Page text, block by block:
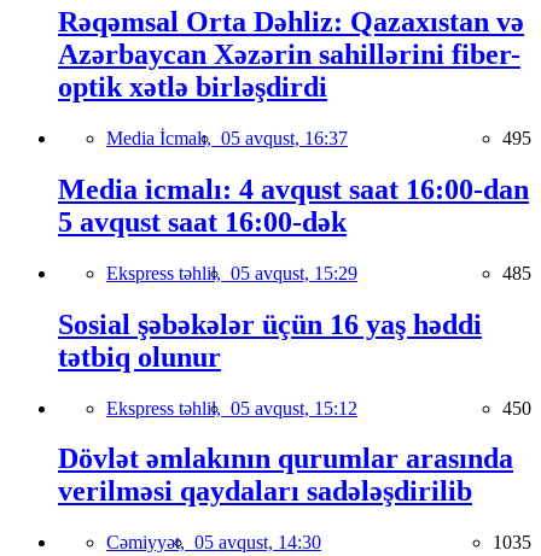
Rəqəmsal Orta Dəhliz: Qazaxıstan və
Azərbaycan Xəzərin sahillərini fiber-
optik xətlə birləşdirdi
Media İcmalı, 05 avqust, 16:37 495
Media icmalı: 4 avqust saat 16:00-dan
5 avqust saat 16:00-dək
Ekspress təhlil, 05 avqust, 15:29 485
Sosial şəbəkələr üçün 16 yaş həddi
tətbiq olunur
Ekspress təhlil, 05 avqust, 15:12 450
Dövlət əmlakının qurumlar arasında
verilməsi qaydaları sadələşdirilib
Cəmiyyət, 05 avqust, 14:30 1035